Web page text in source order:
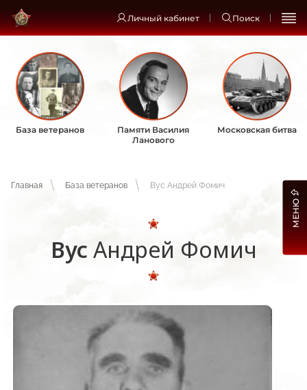
Личный кабинет Поиск
База ветеранов
Памяти Василия
Ланового
Московская битва
Главная База ветеранов Вус Андрей Фомич
Вус Андрей Фомич
МЕНЮ